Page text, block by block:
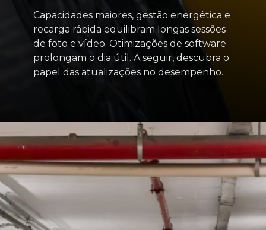
Capacidades maiores, gestão energética e
recarga rápida equilibram longas sessões
de foto e vídeo. Otimizações de software
prolongam o dia útil. A seguir, descubra o
papel das atualizações no desempenho.